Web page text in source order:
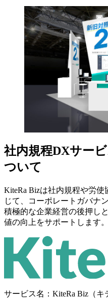
社内規程DXサー
ついて
KiteRa Bizは社内規程や労
じて、コーポレートガバナ
積極的な企業経営の後押し
値の向上をサポートします。
サービス名：KiteRa Biz（キ